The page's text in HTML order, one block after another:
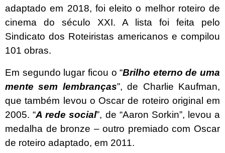
adaptado em 2018, foi eleito o melhor roteiro de
cinema do século XXI. A lista foi feita pelo
Sindicato dos Roteiristas americanos e compilou
101 obras.
Em segundo lugar ficou o “Brilho eterno de uma
mente sem lembranças”, de Charlie Kaufman,
que também levou o Oscar de roteiro original em
2005. “A rede social”, de “Aaron Sorkin”, levou a
medalha de bronze – outro premiado com Oscar
de roteiro adaptado, em 2011.